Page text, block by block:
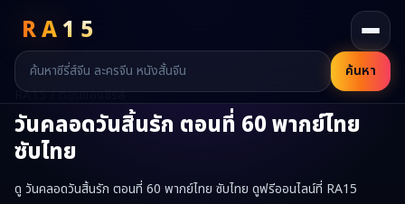
RA15
ค้นหา
RA15 / ตอนของซีรี่ส์
วันคลอดวันสิ้นรัก ตอนที่ 60พากย์ไทย
ซับไทย
ดู วันคลอดวันสิ้นรัก ตอนที่ 60 พากย์ไทย ซับไทย ดูฟรีออนไลน์ที่ RA15